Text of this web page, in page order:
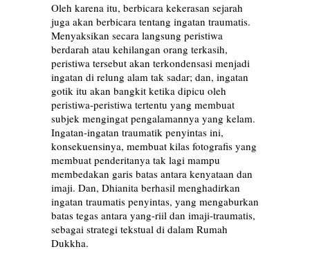
Oleh karena itu, berbicara kekerasan sejarah
juga akan berbicara tentang ingatan traumatis.
Menyaksikan secara langsung peristiwa
berdarah atau kehilangan orang terkasih,
peristiwa tersebut akan terkondensasi menjadi
ingatan di relung alam tak sadar; dan, ingatan
gotik itu akan bangkit ketika dipicu oleh
peristiwa-peristiwa tertentu yang membuat
subjek mengingat pengalamannya yang kelam.
Ingatan-ingatan traumatik penyintas ini,
konsekuensinya, membuat kilas fotografis yang
membuat penderitanya tak lagi mampu
membedakan garis batas antara kenyataan dan
imaji. Dan, Dhianita berhasil menghadirkan
ingatan traumatis penyintas, yang mengaburkan
batas tegas antara yang-riil dan imaji-traumatis,
sebagai strategi tekstual di dalam Rumah
Dukkha.